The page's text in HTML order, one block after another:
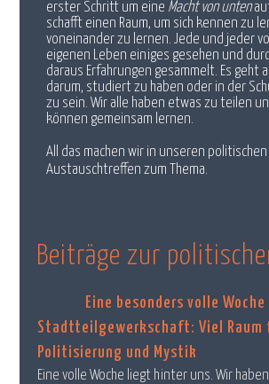
erster Schritt um eine Macht von unten
schafft einen Raum, um sich kennen zu
voneinander zu lernen. Jede und jeder
eigenen Leben einiges gesehen und
daraus Erfahrungen gesammelt. Es geht
darum, studiert zu haben oder in der
zu sein. Wir alle haben etwas zu teilen
können gemeinsam lernen.
All das machen wir in unseren
Austauschtreffen zum Thema.
Beiträge zur
Eine besonders volle
Stadtteilgewerkschaft: Viel Raum
Politisierung und Mystik
Eine volle Woche liegt hinter uns. Wir